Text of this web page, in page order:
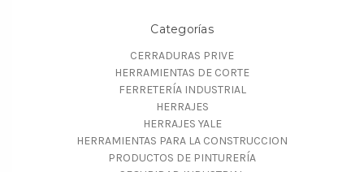
Categorías
CERRADURAS PRIVE
HERRAMIENTAS DE CORTE
FERRETERÍA INDUSTRIAL
HERRAJES
HERRAJES YALE
HERRAMIENTAS PARA LA CONSTRUCCION
PRODUCTOS DE PINTURERÍA